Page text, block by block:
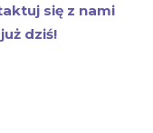
się z nami
dziś!